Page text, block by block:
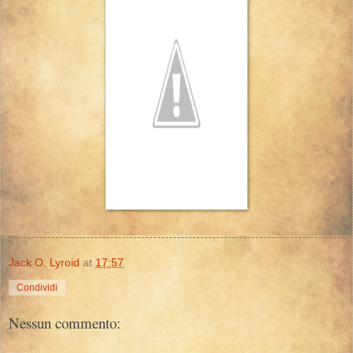
Jack O. Lyroid at 17:57
Condividi
Nessun commento: